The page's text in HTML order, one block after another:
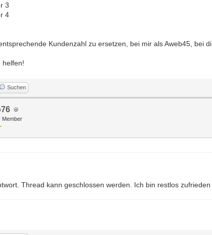
3
4
Kundenzahl zu ersetzen, bei mir als Aweb45, bei
helfen!
Suchen
Member
Thread kann geschlossen werden. Ich bin restlos